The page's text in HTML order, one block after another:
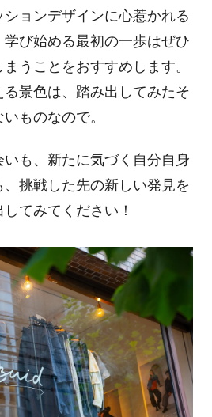
ョンデザインに心惹かれる
学び始める最初の一歩はぜひ
うことをおすすめします。
景色は、踏み出してみたそ
ものなので。
も、新たに気づく自分自身
挑戦した先の新しい発見を
てみてください！